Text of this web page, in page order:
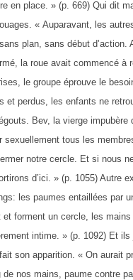
en place. » (p. 669) Qui dit
« Auparavant, les
plan, sans début d’action.
la roue avait commencé à
le groupe éprouve le
et perdus, les enfants ne
Bev, la vierge impubère
sexuellement tous les
notre cercle. Et si nous
d’ici. » (p. 1055) Autre
les paumes entaillées par
et forment un cercle, les
intime. » (p. 1092) Et ils
son apparition. « On aurait
de nos mains, paume contre